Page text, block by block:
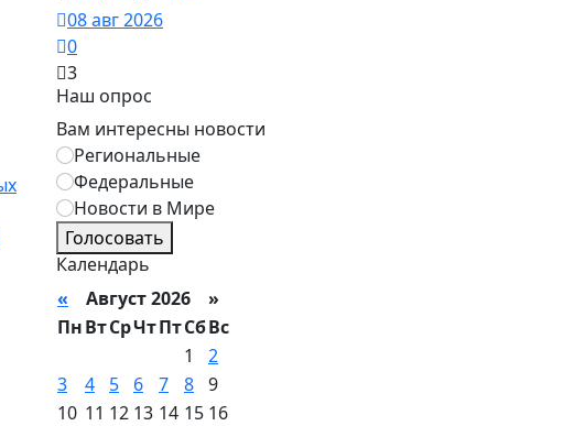
08 авг 2026
0
3
Наш опрос
Вам интересны новости
Региональные
Федеральные
Новости в Мире
Голосовать
Календарь
« Август 2026 »
ПнВтСрЧтПтСбВс
1
2
3
4 5 6 7 8 9
10 11 12 13 14 15 16